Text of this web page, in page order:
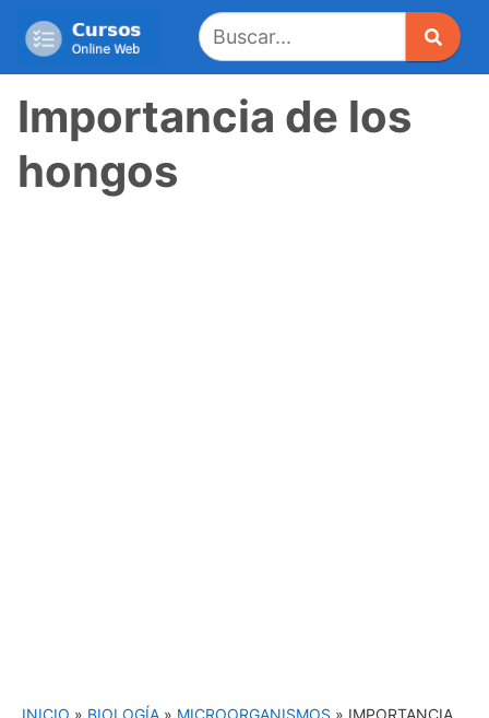
Importancia de los
hongos
INICIO » BIOLOGÍA » MICROORGANISMOS » IMPORTANCIA